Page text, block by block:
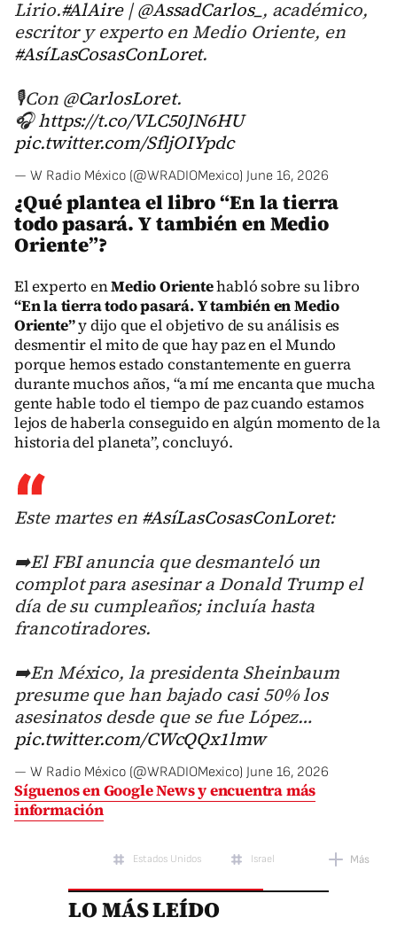
Lirio.#AlAire|@AssadCarlos_, académico,
escritor y experto en Medio Oriente, en
#AsíLasCosasConLoret.
🎙️Con @CarlosLoret.
🎧https://t.co/VLC50JN6HU
pic.twitter.com/SfljOIYpdc
— W Radio México (@WRADIOMexico) June 16, 2026
¿Qué plantea el libro “En la tierra
todo pasará. Y también en Medio
Oriente”?
El experto enMedio Orientehabló sobre su libro
“En la tierra todo pasará. Y también en Medio
Oriente”y dijo que el objetivo de su análisis es
desmentir el mito de que hay paz en el Mundo
porque hemos estado constantemente en guerra
durante muchos años, “a mí me encanta que mucha
gente hable todo el tiempo de paz cuando estamos
lejos de haberla conseguido en algún momento de la
historia del planeta”, concluyó.
Este martes en #AsíLasCosasConLoret:
➡️El FBI anuncia que desmanteló un
complot para asesinar a Donald Trump el
día de su cumpleaños; incluía hasta
francotiradores.
➡️En México, la presidenta Sheinbaum
presume que han bajado casi 50% los
asesinatos desde que se fue López…
pic.twitter.com/CWcQQx1lmw
— W Radio México (@WRADIOMexico) June 16, 2026
Síguenos en Google News y encuentra más
información
Más
Estados Unidos Israel
LO MÁS LEÍDO